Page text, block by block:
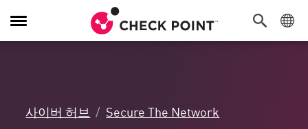
탐
색
사이버 허브
Secure The Network